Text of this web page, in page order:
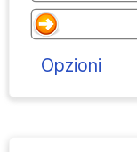
Opzioni